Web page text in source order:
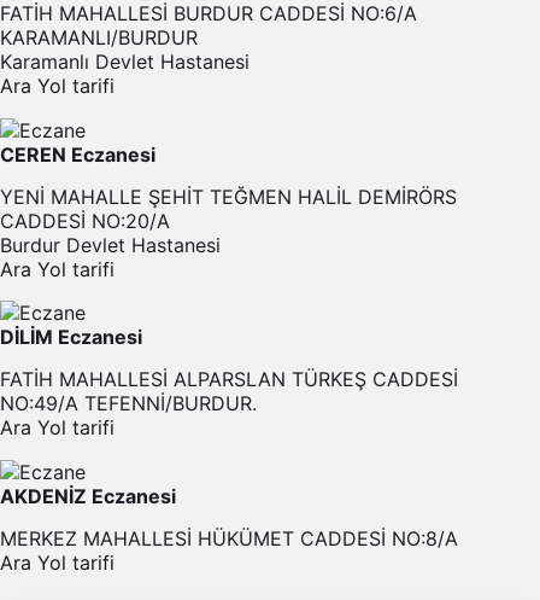
FATİH MAHALLESİ BURDUR CADDESİ NO:6/A
KARAMANLI/BURDUR
Karamanlı Devlet Hastanesi
Ara Yol tarifi
CEREN Eczanesi
YENİ MAHALLE ŞEHİT TEĞMEN HALİL DEMİRÖRS
CADDESİ NO:20/A
Burdur Devlet Hastanesi
Ara Yol tarifi
DİLİM Eczanesi
FATİH MAHALLESİ ALPARSLAN TÜRKEŞ CADDESİ
NO:49/A TEFENNİ/BURDUR.
Ara Yol tarifi
AKDENİZ Eczanesi
MERKEZ MAHALLESİ HÜKÜMET CADDESİ NO:8/A
Ara Yol tarifi